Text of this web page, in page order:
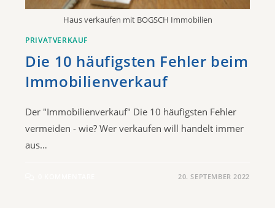
Haus verkaufen mit BOGSCH Immobilien
PRIVATVERKAUF
Die 10 häufigsten Fehler beim
Immobilienverkauf
Der "Immobilienverkauf" Die 10 häufigsten Fehler
vermeiden - wie? Wer verkaufen will handelt immer
aus…
20. SEPTEMBER 2022